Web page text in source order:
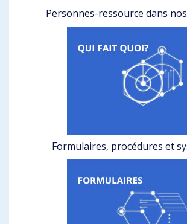
Personnes-ressource dans
Formulaires, procédures et